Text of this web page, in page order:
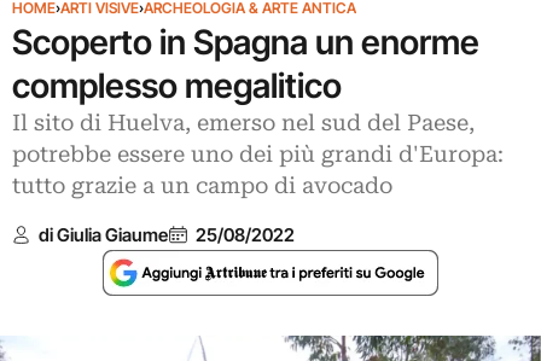
HOME›ARTI VISIVE›ARCHEOLOGIA & ARTE ANTICA
Scoperto in Spagna un enorme
complesso megalitico
Il sito di Huelva, emerso nel sud del Paese,
potrebbe essere uno dei più grandi d'Europa:
tutto grazie a un campo di avocado
di Giulia Giaume 25/08/2022